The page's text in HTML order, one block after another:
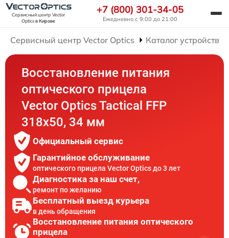
Сервисный центр Vector
Opticsв Кирове
+7 (800) 301-34-05
Ежедневно с 9:00 до 21:00
Сервисный центр Vector Optics Каталог устройств
Восстановление питания
оптического прицела
Vector Optics Tactical FFP
318x50, 34 мм
Официальный сервис
Гарантийное обслуживание
оптического прицела Vector Optics до 3 лет
Диагностика за наш счет,
ремонт по желанию
Бесплатный выезд курьера
в день обращения
Восстановление питания оптического
прицела